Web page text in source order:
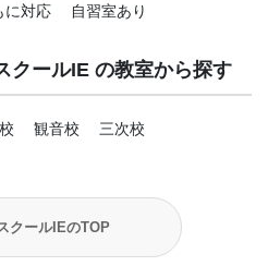
に対応
自習室あり
クールIE の教室から探す
観音校 三次校
クールIEのTOP